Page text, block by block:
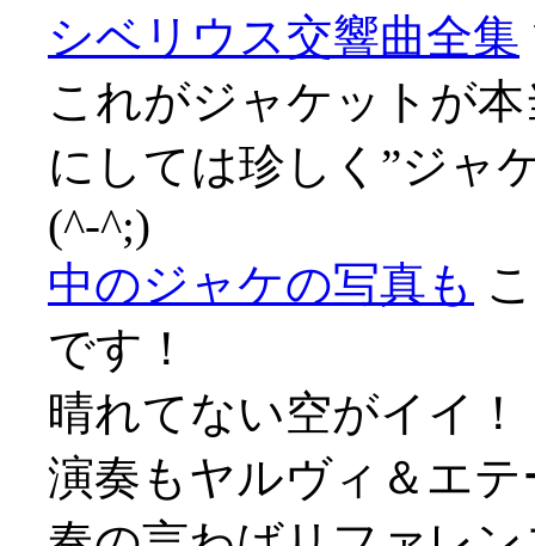
シベリウス交響曲全集
これがジャケットが
にしては珍しく”ジャ
(^-^;)
中のジャケの写真も
です！
晴れてない空がイイ！
演奏もヤルヴィ＆エ